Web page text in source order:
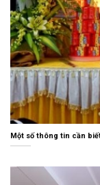
Một số thông tin cần